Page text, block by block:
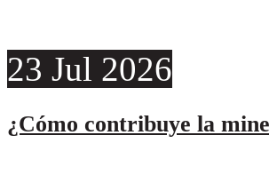
23 Jul 2026
¿Cómo contribuye la